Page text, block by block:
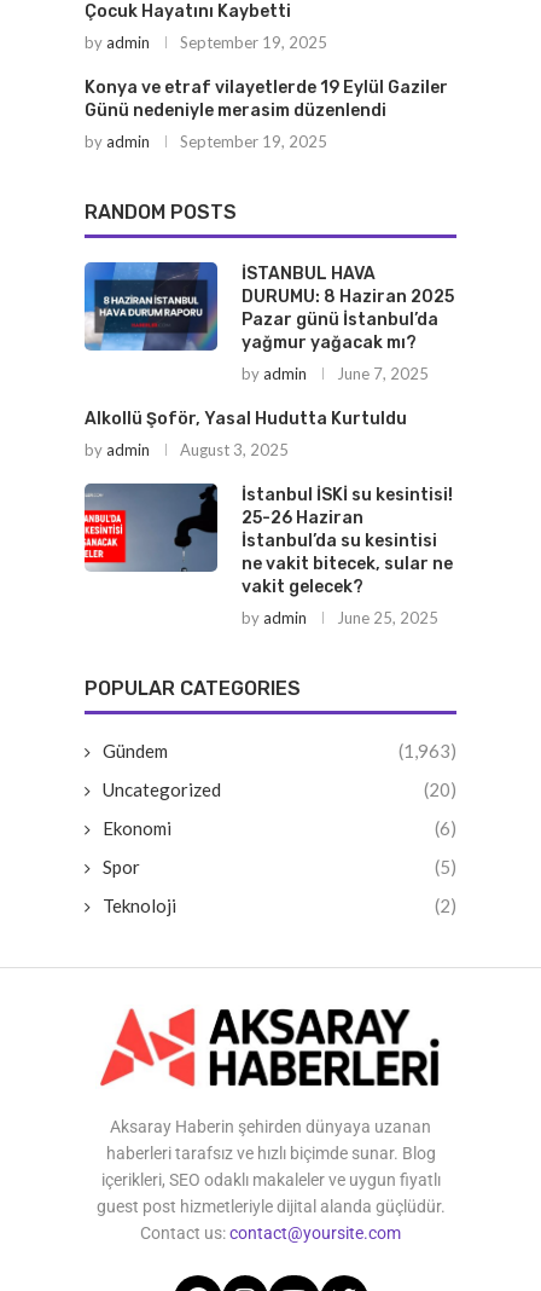
Çocuk Hayatını Kaybetti
byadmin September 19, 2025
Konya ve etraf vilayetlerde 19 Eylül Gaziler
Günü nedeniyle merasim düzenlendi
byadmin September 19, 2025
RANDOM POSTS
İSTANBUL HAVA
DURUMU: 8 Haziran 2025
Pazar günü İstanbul’da
yağmur yağacak mı?
byadmin June 7, 2025
Alkollü Şoför, Yasal Hudutta Kurtuldu
byadmin August 3, 2025
İstanbul İSKİ su kesintisi!
25-26 Haziran
İstanbul’da su kesintisi
ne vakit bitecek, sular ne
vakit gelecek?
byadmin June 25, 2025
POPULAR CATEGORIES
Gündem
(1,963)
Uncategorized
(20)
Ekonomi
(6)
Spor
(5)
Teknoloji
(2)
Aksaray Haberin şehirden dünyaya uzanan
haberleri tarafsız ve hızlı biçimde sunar. Blog
içerikleri, SEO odaklı makaleler ve uygun fiyatlı
guest post hizmetleriyle dijital alanda güçlüdür.
Contact us:contact@yoursite.com